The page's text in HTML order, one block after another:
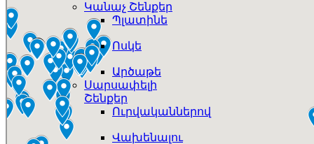
Կանաչ Շենքեր
Պլատինե
Ոսկե
Արծաթե
Սարսափելի
Շենքեր
Ուրվականներով
Վախենալու